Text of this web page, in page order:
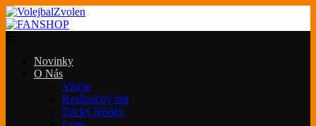
Novinky
O Nás
Vitajte
Realizačný tím
Etický Kódex